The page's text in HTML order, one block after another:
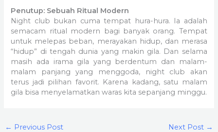
Penutup: Sebuah Ritual Modern
Night club bukan cuma tempat hura-hura. Ia adalah
semacam ritual modern bagi banyak orang. Tempat
untuk melepas beban, merayakan hidup, dan merasa
“hidup” di tengah dunia yang makin gila. Dan selama
masih ada irama gila yang berdentum dan malam-
malam panjang yang menggoda, night club akan
terus jadi pilihan favorit. Karena kadang, satu malam
gila bisa menyelamatkan waras kita sepanjang minggu.
← Previous Post Next Post →